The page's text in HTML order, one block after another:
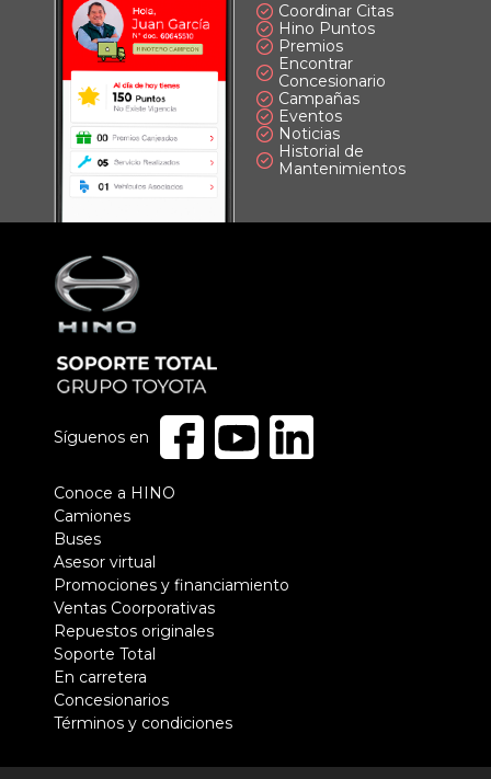
Coordinar Citas
Hino Puntos
Premios
Encontrar
Concesionario
Campañas
Eventos
Noticias
Historial de
Mantenimientos
Pie
de
página
Conoce a HINO
Camiones
Buses
Asesor virtual
Promociones y financiamiento
Ventas Coorporativas
Repuestos originales
Soporte Total
En carretera
Concesionarios
Términos y condiciones
Síguenos en